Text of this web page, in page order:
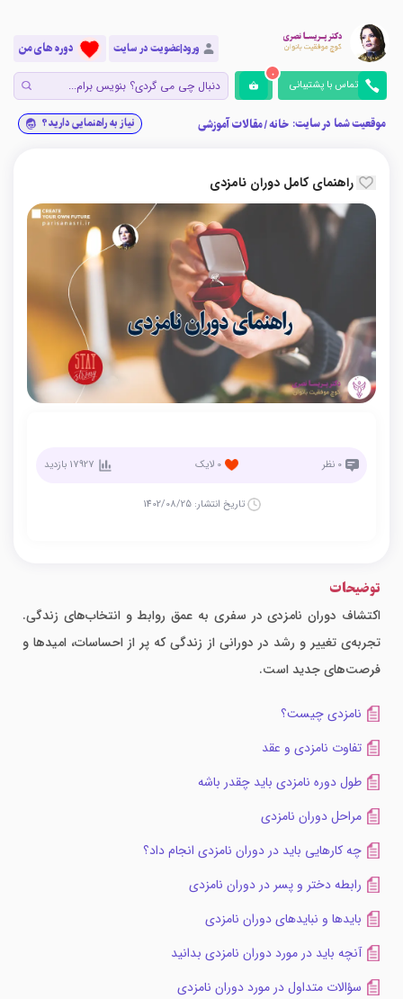
ورود|عضویت در سایت دوره های من
تماس با پشتیبانی
0
موقعیت شما در سایت: خانه/مقالات آموزشی نیاز به راهنمایی دارید؟
راهنمای کامل دوران نامزدی
0 نظر 0 لایک 17927 بازدید
تاریخ انتشار:1402/08/25
توضیحات
اکتشاف دوران نامزدی در سفری به عمق روابط و انتخاب‌های زندگی.
تجربه‌ی تغییر و رشد در دورانی از زندگی که پر از احساسات، امیدها و
فرصت‌های جدید است.
نامزدی چیست؟
تفاوت نامزدی و عقد
طول دوره نامزدی باید چقدر باشه
مراحل دوران نامزدی
چه کارهایی باید در دوران نامزدی انجام داد؟
رابطه دختر و پسر در دوران نامزدی
بایدها و نبایدهای دوران نامزدی
آنچه باید در مورد دوران نامزدی بدانید
سؤالات متداول در مورد دوران نامزدی